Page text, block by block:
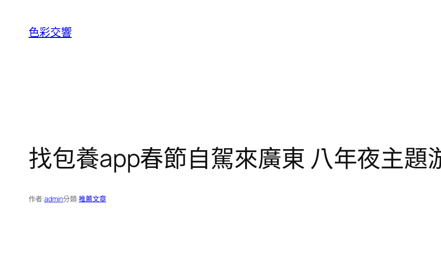
色彩交響
找包養app春節自駕來廣東 八年夜主題
作者:admin分類:推薦文章